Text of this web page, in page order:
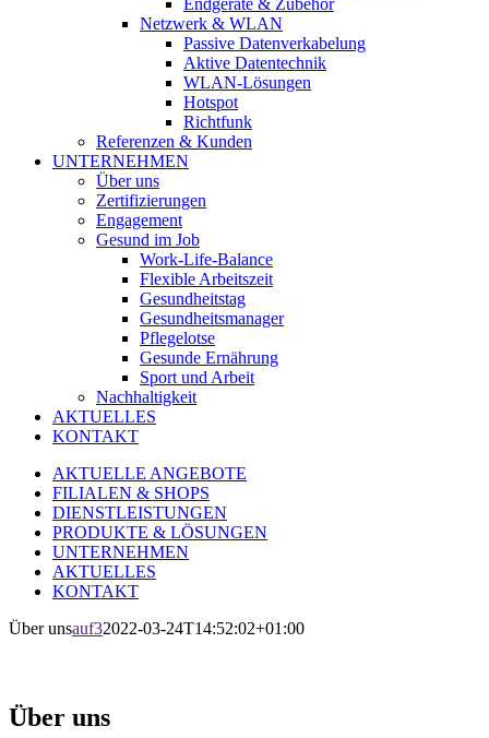
Endgeräte & Zubehör
Netzwerk & WLAN
Passive Datenverkabelung
Aktive Datentechnik
WLAN-Lösungen
Hotspot
Richtfunk
Referenzen & Kunden
UNTERNEHMEN
Über uns
Zertifi­zierungen
Engagement
Gesund im Job
Work-Life-Balance
Flexible Arbeitszeit
Gesundheitstag
Gesundheits­manager
Pflegelotse
Gesunde Ernährung
Sport und Arbeit
Nachhaltigkeit
AKTUELLES
KONTAKT
AKTUELLE ANGEBOTE
FILIALEN & SHOPS
DIENSTLEISTUNGEN
PRODUKTE & LÖSUNGEN
UNTERNEHMEN
AKTUELLES
KONTAKT
Über unsauf32022-03-24T14:52:02+01:00
Über uns